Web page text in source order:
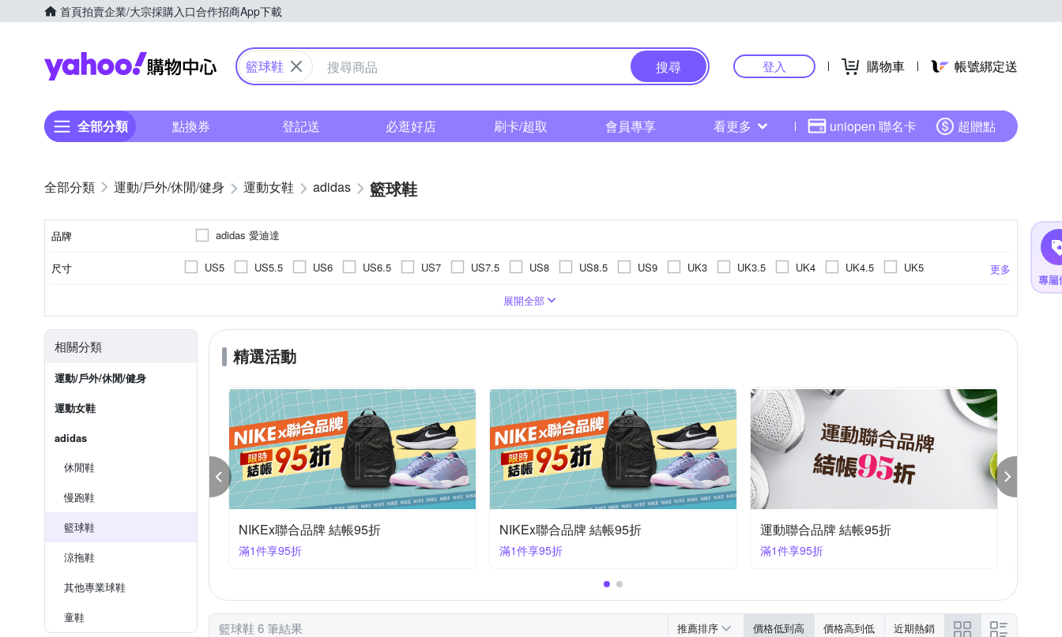
首頁拍賣企業/大宗採購入口合作招商App下載
Yahoo購物中心
籃球鞋 搜尋 登入 購物車 帳號綁定送
全部分類 點換券 登記送 必逛好店 刷卡/超取 會員專享 看更多 uniopen 聯名卡 超贈點
運動/戶外/休閒/健身 運動女鞋 adidas 籃球鞋
品牌 adidas 愛迪達
尺寸 更多
US5 US5.5 US6 US6.5 US7 US7.5 US8 US8.5 US9 UK3 UK3.5 UK4 UK4.5
UK5
UK8.5
19cm
19.5cm 20cm 20.5cm 21cm 21.5cm 22cm 23.5cm
展開全部
相關分類
運動/戶外/休閒/健身
運動女鞋
adidas
休閒鞋
慢跑鞋
籃球鞋
涼拖鞋
其他專業球鞋
童鞋
精選活動
NIKEx聯合品牌 結帳95折
滿1件享95折
NIKEx聯合品牌 結帳95折
滿1件享95折
運動聯合品牌 結帳95折
滿1件享95折
籃球鞋 6 筆結果 推薦排序 價格低到高 價格高到低 近期熱銷